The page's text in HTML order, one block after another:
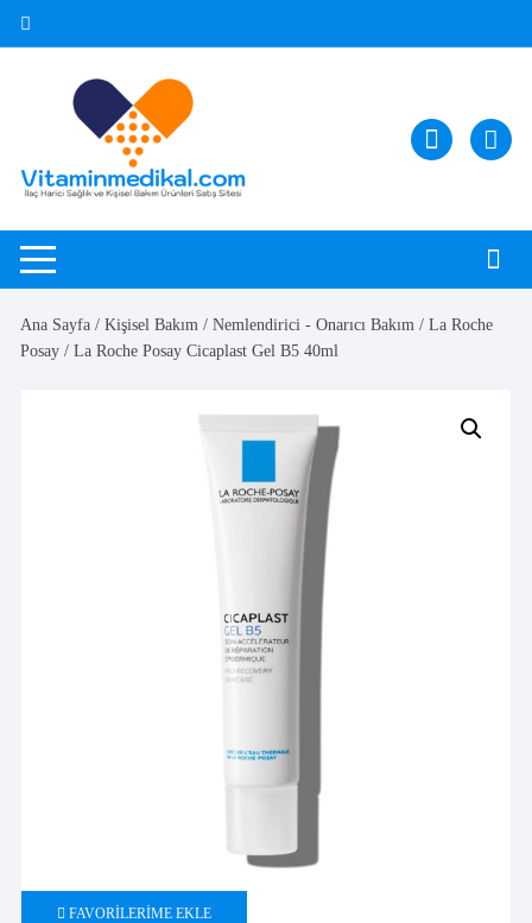
Skip
Ana Sayfa /Kişisel Bakım /Nemlendirici - Onarıcı Bakım /La Roche
Posay / La Roche Posay Cicaplast Gel B5 40ml
FAVORILERIME EKLE